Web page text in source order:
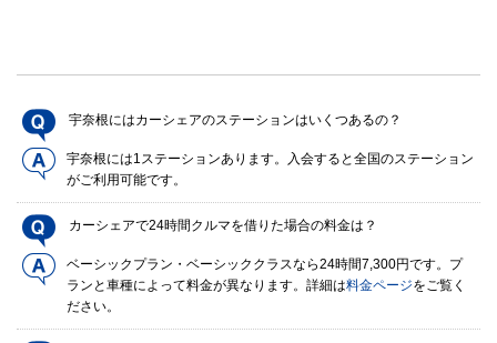
宇奈根にはカーシェアのステーションはいくつあるの？
宇奈根には1ステーションあります。入会すると全国のステーション
がご利用可能です。
カーシェアで24時間クルマを借りた場合の料金は？
ベーシックプラン・ベーシッククラスなら24時間7,300円です。プ
ランと車種によって料金が異なります。詳細は料金ページをご覧く
ださい。